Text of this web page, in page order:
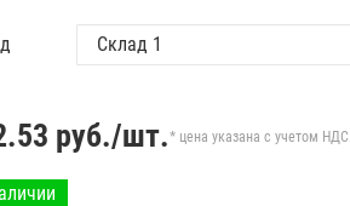
руб./шт.* цена указана с учетом НДС.